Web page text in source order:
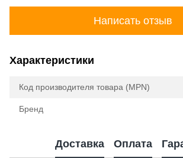
Написать отзыв
Характеристики
Код производителя товара (MPN)
Бренд
Доставка Оплата